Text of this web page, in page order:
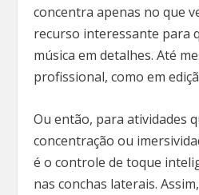
concentra apenas no que
recurso interessante para
música em detalhes. Até
profissional, como em
Ou então, para atividades
concentração ou
é o controle de toque
nas conchas laterais.